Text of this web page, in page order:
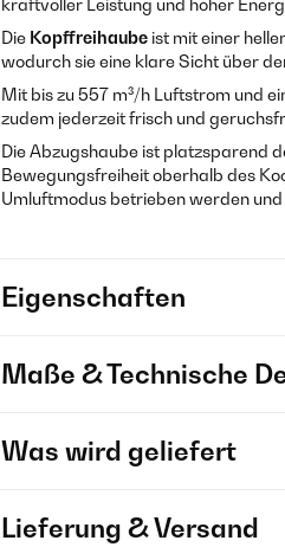
kraftvoller Leistung und hoher
Die Kopffreihaube ist mit einer
wodurch sie eine klare Sicht über
Mit bis zu 557 m³/h Luftstrom und
zudem jederzeit frisch und
Die Abzugshaube ist platzsparend
Bewegungsfreiheit oberhalb des
Umluftmodus betrieben werden
Eigenschaften
Maße & Technische
Was wird geliefert
Lieferung & Versand